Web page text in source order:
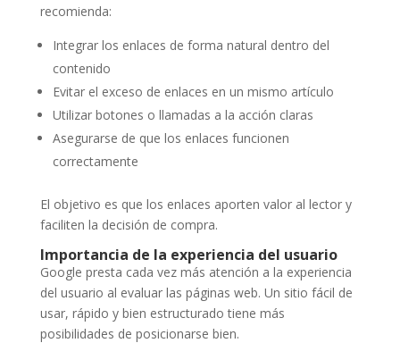
recomienda:
Integrar los enlaces de forma natural dentro del
contenido
Evitar el exceso de enlaces en un mismo artículo
Utilizar botones o llamadas a la acción claras
Asegurarse de que los enlaces funcionen
correctamente
El objetivo es que los enlaces aporten valor al lector y
faciliten la decisión de compra.
Importancia de la experiencia del usuario
Google presta cada vez más atención a la experiencia
del usuario al evaluar las páginas web. Un sitio fácil de
usar, rápido y bien estructurado tiene más
posibilidades de posicionarse bien.